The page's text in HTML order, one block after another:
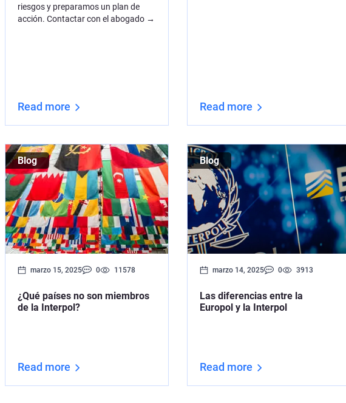
riesgos y preparamos un plan de
acción. Contactar con el abogado →
Read more Read more
Blog
marzo 15, 2025 0 11578
¿Qué países no son miembros
de la Interpol?
Read more
Blog
marzo 14, 2025 0 3913
Las diferencias entre la
Europol y la Interpol
Read more